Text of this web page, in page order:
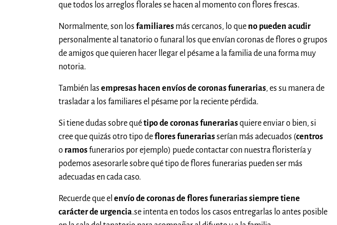
que todos los arreglos florales se hacen al momento con flores frescas.
Normalmente, son los familiares más cercanos, lo que no pueden acudir
personalmente al tanatorio o funaral los que envían coronas de flores o grupos
de amigos que quieren hacer llegar el pésame a la familia de una forma muy
notoria.
También las empresas hacen envíos de coronas funerarias, es su manera de
trasladar a los familiares el pésame por la reciente pérdida.
Si tiene dudas sobre quétipo de coronas funerariasquiere enviar o bien, si
cree que quizás otro tipo deflores funerariasserían más adecuados (centros
o ramosfunerarios por ejemplo) puede contactar con nuestra floristería y
podemos asesorarle sobre qué tipo de flores funerarias pueden ser más
adecuadas en cada caso.
Recuerde que el envío de coronas de flores funerarias siempre tiene
carácter de urgencia.se intenta en todos los casos entregarlas lo antes posible